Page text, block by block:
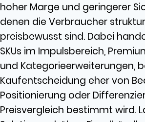
hoher Marge und geringerer
denen die Verbraucher
preisbewusst sind. Dabei
SKUs im Impulsbereich,
und Kategorieerweiterungen,
Kaufentscheidung eher von
Positionierung oder
Preisvergleich bestimmt wird.